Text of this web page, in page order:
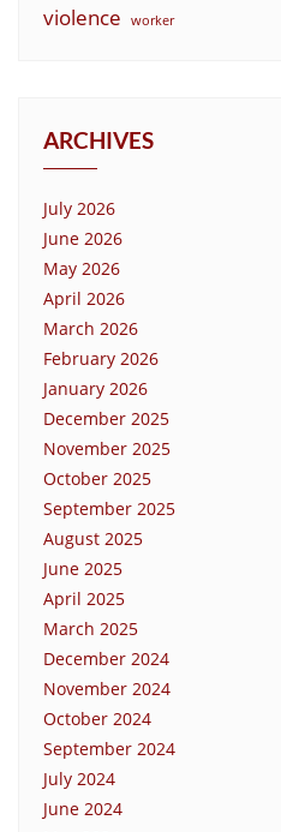
violence worker
ARCHIVES
July 2026
June 2026
May 2026
April 2026
March 2026
February 2026
January 2026
December 2025
November 2025
October 2025
September 2025
August 2025
June 2025
April 2025
March 2025
December 2024
November 2024
October 2024
September 2024
July 2024
June 2024